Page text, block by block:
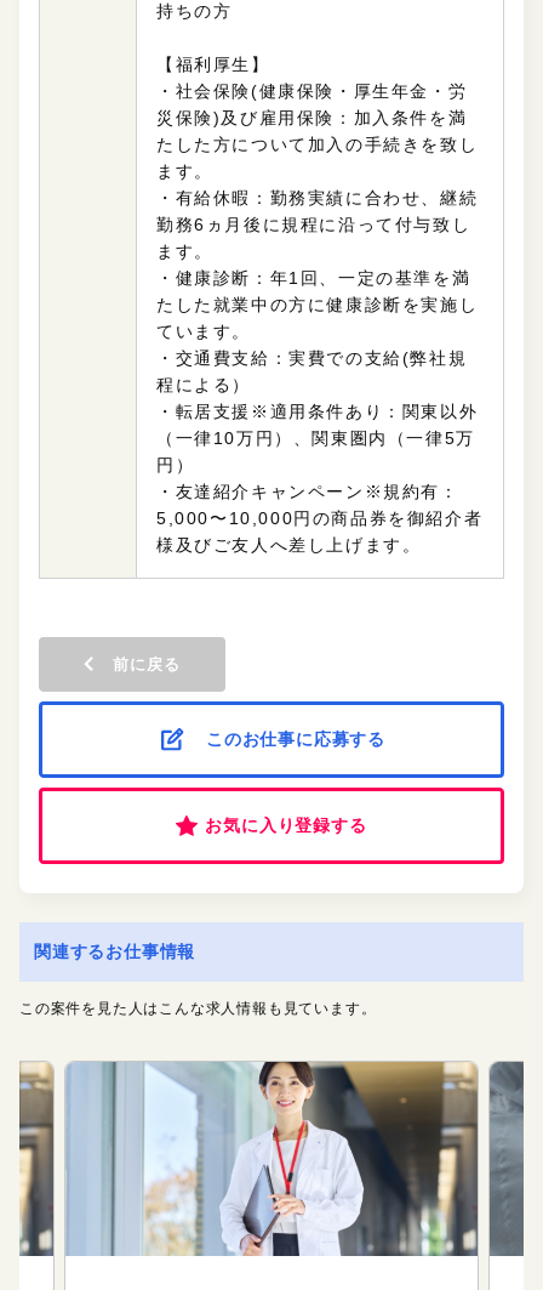
持ちの方
【福利厚生】
・社会保険(健康保険・厚生年金・労
災保険)及び雇用保険：加入条件を満
たした方について 加入の手続きを致し
ます。
・有給休暇：勤務実績に合わせ、継続
勤務6ヵ月後に規程に沿って付与致し
ます。
・健康診断：年1回、一定の基準を満
たした就業中の方に健康診断を実施し
ています。
・交通費支給：実費での支給(弊社規
程による）
・転居支援※適用条件あり：関東以外
（一律10万円）、関東圏内（一律5万
円）
・友達紹介キャンペーン※規約有：
5,000〜10,000円の商品券を御紹介者
様及びご友人へ差し上げます。
前に戻る
このお仕事に応募する
お気に入り登録する
関連するお仕事情報
この案件を見た人はこんな求人情報も見ています。